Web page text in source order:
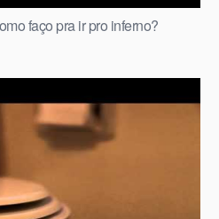
faço pra ir pro inferno?